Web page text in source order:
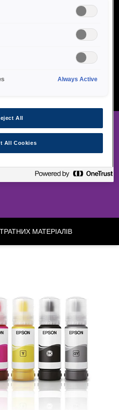
друку та маркування. Від
ресурсом до промислових
процесу підтримується
ви вдома, керуєте бізнесом
умовах, витратні
ВИТРАТНИХ
МАТЕРІАЛІВ
Always Active
All
All Cookies